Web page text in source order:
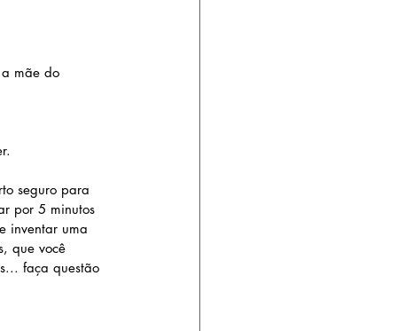
mãe do
seguro para
por 5 minutos
inventar uma
que você
faça questão